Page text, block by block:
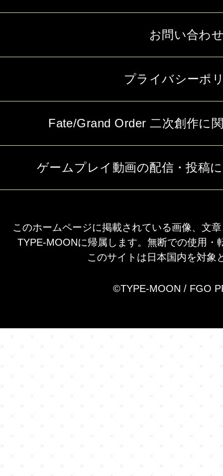
お問い合わ
プライバシーポ
Fate/Grand Order 二次創作に
ゲームプレイ動画の配信・投稿
このホームページに掲載されている画像、文
TYPE-MOONに帰属します。無断での使用・
このサイトは日本国内を対象
©TYPE-MOON / FGO